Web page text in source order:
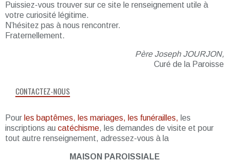
Puissiez-vous trouver sur ce site le renseignement utile à
votre curiosité légitime.
N’hésitez pas à nous rencontrer.
Fraternellement.
Père Joseph JOURJON,
Curé de la Paroisse
CONTACTEZ-NOUS
Pour les baptêmes, les mariages, les funérailles, les
inscriptions au catéchisme, les demandes de visite et pour
tout autre renseignement, adressez-vous à la
MAISON PAROISSIALE